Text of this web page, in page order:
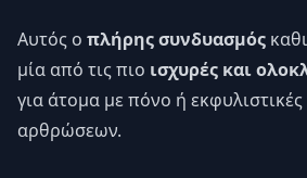
Αυτός ο πλήρης συνδυασμός
μία από τις πιο ισχυρές και
για άτομα με πόνο ή
αρθρώσεων.